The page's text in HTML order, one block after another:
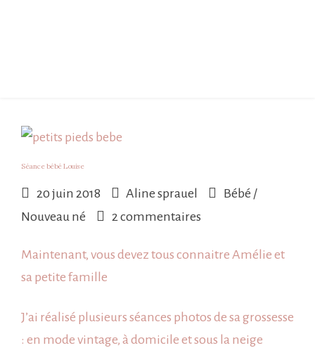
Séance bébé Louise
20 juin 2018 Aline sprauel
Bébé /
Nouveau né
2 commentaires
bébé
Maintenant, vous devez tous connaitre Amélie et
sa petite famille
J’ai réalisé plusieurs séances photos de sa grossesse
: en mode vintage, àdomicile etsous la neige